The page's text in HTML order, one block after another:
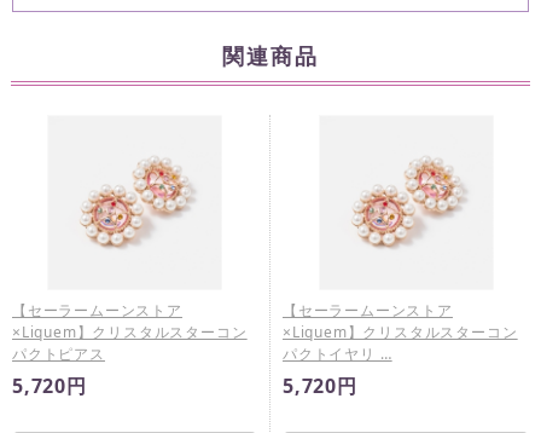
関連商品
【セーラームーンストア
×Liquem】クリスタルスターコン
パクトピアス
5,720円
【セーラームーンストア
×Liquem】クリスタルスターコン
パクトイヤリ …
5,720円